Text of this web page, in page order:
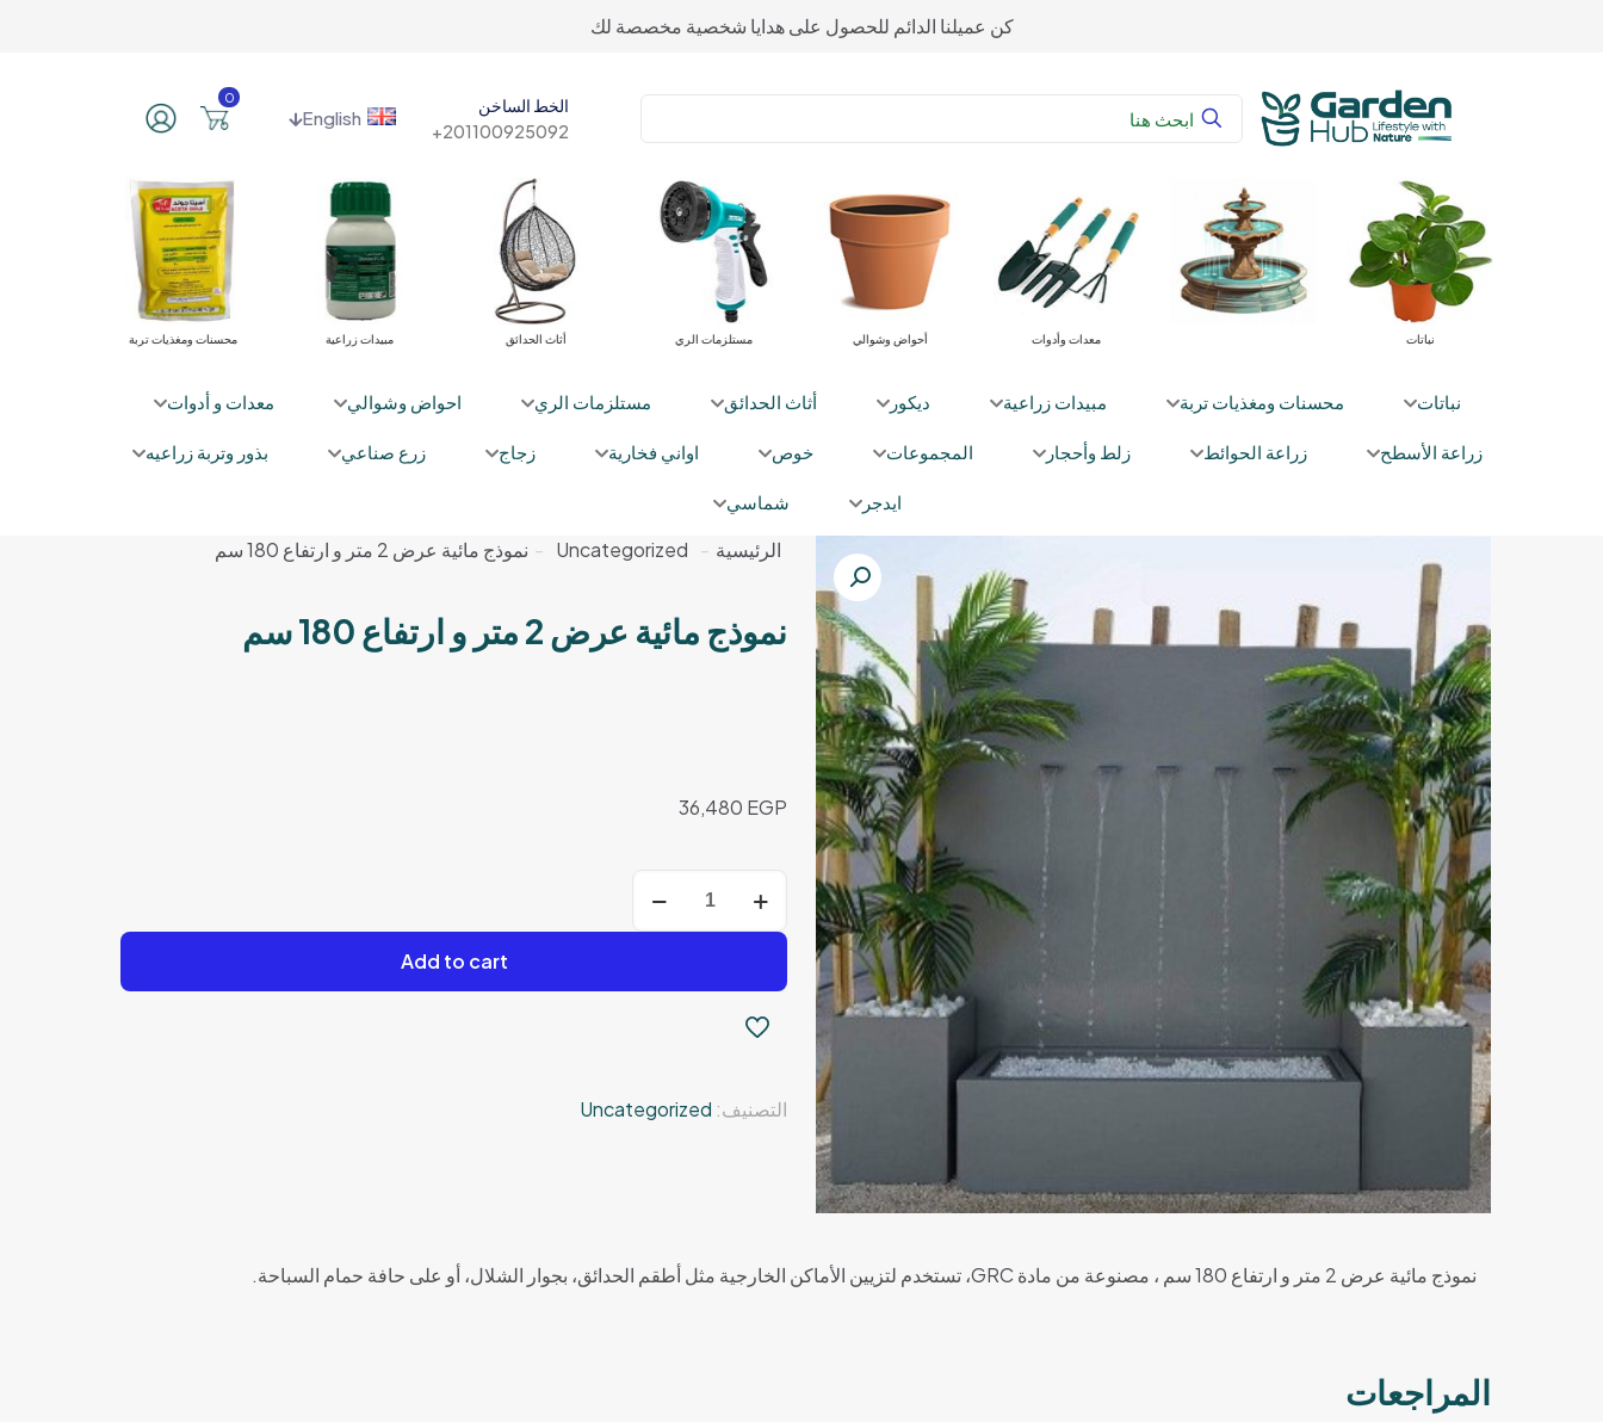
كن عميلنا الدائم للحصول على هدايا شخصية مخصصة لك
الخط الساخن
201100925092+
English
0
محسنات ومغذيات تربة مبيدات زراعية مستلزمات الري أحواض وشوالي معدات وأدوات
نباتات محسنات ومغذيات تربة مبيدات زراعية ديكور أثاث الحدائق مستلزمات الري احواض وشوالي معدات و أدوات
زراعة الأسطح زراعة الحوائط زلط وأحجار المجموعات خوص اواني فخارية زجاج زرع صناعي بذور وتربة زراعيه
ايدجر شماسي
الرئيسية -
Uncategorized
- نموذج مائية عرض 2 متر و ارتفاع 180 سم
نموذج مائية عرض 2 متر و ارتفاع 180 سم
36,480 EGP
نموذج
مائية
2
متر
180
Add to cart
التصنيف: Uncategorized
نموذج مائية عرض 2 متر و ارتفاع 180 سم ، مصنوعة من مادة GRC، تستخدم لتزيين الأماكن الخارجية مثل أطقم الحدائق، بجوار الشلال، أو على حافة حمام السباحة.
المراجعات